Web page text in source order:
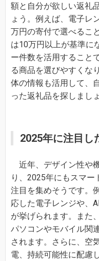
額と自分が欲しい返礼
ょう。例えば、電子レ
万円の寄付で選べるこ
は10万円以上が基準に
ー件数を活用すること
る商品を選びやすくな
体の情報も活用して、
った返礼品を探しましょ
2025年に注目し
近年、デザイン性や
り、2025年にもスマ
注目を集めそうです。
応した電子レンジや、
が挙げられます。また
パソコンやモバイル関
されます。さらに、空
電、持続可能性に配慮